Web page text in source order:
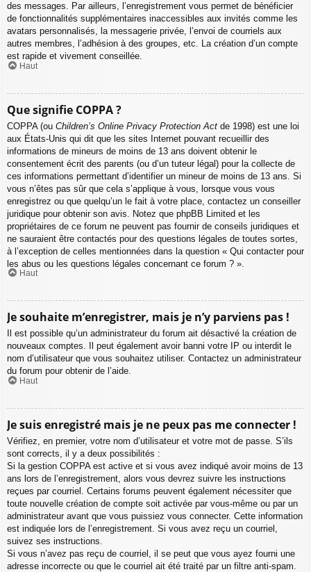
des messages. Par ailleurs, l’enregistrement vous permet de bénéficier
de fonctionnalités supplémentaires inaccessibles aux invités comme les
avatars personnalisés, la messagerie privée, l’envoi de courriels aux
autres membres, l’adhésion à des groupes, etc. La création d’un compte
est rapide et vivement conseillée.
Haut
Que signifie COPPA ?
COPPA (ou Children’s Online Privacy Protection Act de 1998) est une loi
aux États-Unis qui dit que les sites Internet pouvant recueillir des
informations de mineurs de moins de 13 ans doivent obtenir le
consentement écrit des parents (ou d’un tuteur légal) pour la collecte de
ces informations permettant d’identifier un mineur de moins de 13 ans. Si
vous n’êtes pas sûr que cela s’applique à vous, lorsque vous vous
enregistrez ou que quelqu’un le fait à votre place, contactez un conseiller
juridique pour obtenir son avis. Notez que phpBB Limited et les
propriétaires de ce forum ne peuvent pas fournir de conseils juridiques et
ne sauraient être contactés pour des questions légales de toutes sortes,
à l’exception de celles mentionnées dans la question « Qui contacter pour
les abus ou les questions légales concernant ce forum ? ».
Haut
Je souhaite m’enregistrer, mais je n’y parviens pas !
Il est possible qu’un administrateur du forum ait désactivé la création de
nouveaux comptes. Il peut également avoir banni votre IP ou interdit le
nom d’utilisateur que vous souhaitez utiliser. Contactez un administrateur
du forum pour obtenir de l’aide.
Haut
Je suis enregistré mais je ne peux pas me connecter !
Vérifiez, en premier, votre nom d’utilisateur et votre mot de passe. S’ils
sont corrects, il y a deux possibilités :
Si la gestion COPPA est active et si vous avez indiqué avoir moins de 13
ans lors de l’enregistrement, alors vous devrez suivre les instructions
reçues par courriel. Certains forums peuvent également nécessiter que
toute nouvelle création de compte soit activée par vous-même ou par un
administrateur avant que vous puissiez vous connecter. Cette information
est indiquée lors de l’enregistrement. Si vous avez reçu un courriel,
suivez ses instructions.
Si vous n’avez pas reçu de courriel, il se peut que vous ayez fourni une
adresse incorrecte ou que le courriel ait été traité par un filtre anti-spam.